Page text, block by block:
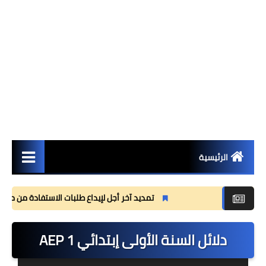
الرئيسية
مستجدات
مذكرات
وثائق تربوية
جذاذات
تمديد آخر أجل لإيداع طلبات الاستفادة من منحة
دلائل السنة الأولى إبتدائي 1 AEP